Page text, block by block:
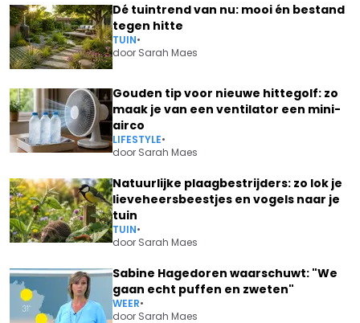
Dé tuintrend van nu: mooi én bestand
tegen hitte
TUIN•
door Sarah Maes
Gouden tip voor nieuwe hittegolf: zo
maak je van een ventilator een mini-
airco
LIFESTYLE•
door Sarah Maes
Natuurlijke plaagbestrijders: zo lok je
lieveheersbeestjes en vogels naar je
tuin
TUIN•
door Sarah Maes
Sabine Hagedoren waarschuwt: "We
gaan echt puffen en zweten"
WEER•
door Sarah Maes